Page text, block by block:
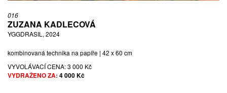
016
ZUZANA KADLECOVÁ
YGGDRASIL, 2024
kombinovaná technika na papíře | 42 x 60 cm
VYVOLÁVACÍ CENA:3 000 Kč
VYDRAŽENO ZA: 4 000 Kč